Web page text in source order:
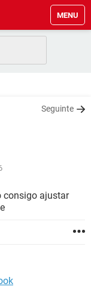
MENU
Seguinte
consigo ajustar